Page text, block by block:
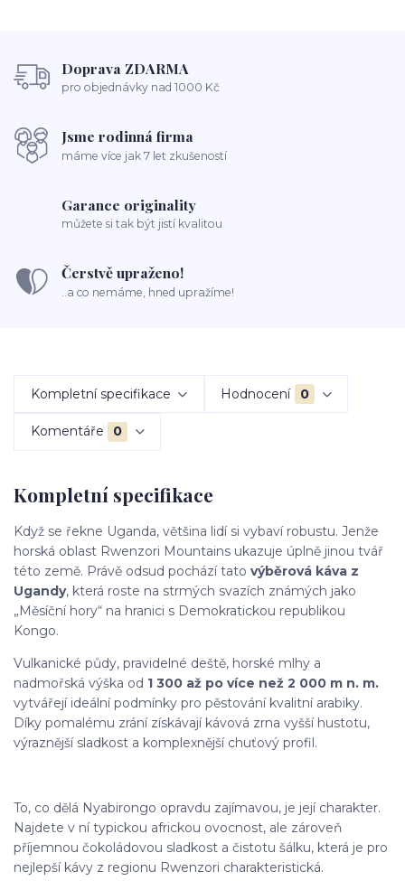
Doprava ZDARMA
pro objednávky nad 1000 Kč
Jsme rodinná firma
máme více jak 7 let zkušeností
Garance originality
můžete si tak být jistí kvalitou
Čerstvě upraženo!
..a co nemáme, hned upražíme!
Kompletní specifikace Hodnocení 0
Komentáře 0
Kompletní specifikace
Když se řekne Uganda, většina lidí si vybaví robustu. Jenže
horská oblast Rwenzori Mountains ukazuje úplně jinou tvář
této země. Právě odsud pochází tato výběrová káva z
Ugandy, která roste na strmých svazích známých jako
„Měsíční hory“ na hranici s Demokratickou republikou
Kongo.
Vulkanické půdy, pravidelné deště, horské mlhy a
nadmořská výška od 1 300 až po více než 2 000 m n. m.
vytvářejí ideální podmínky pro pěstování kvalitní arabiky.
Díky pomalému zrání získávají kávová zrna vyšší hustotu,
výraznější sladkost a komplexnější chuťový profil.
To, co dělá Nyabirongo opravdu zajímavou, je její charakter.
Najdete v ní typickou africkou ovocnost, ale zároveň
příjemnou čokoládovou sladkost a čistotu šálku, která je pro
nejlepší kávy z regionu Rwenzori charakteristická.